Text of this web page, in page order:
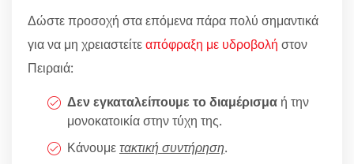
Δώστε προσοχή στα επόμενα πάρα πολύ σημαντικά
για να μη χρειαστείτεαπόφραξη με υδροβολή στον
Πειραιά:
Δεν εγκαταλείπουμε το διαμέρισμα ή την
μονοκατοικία στην τύχη της.
Κάνουμετακτική συντήρηση.